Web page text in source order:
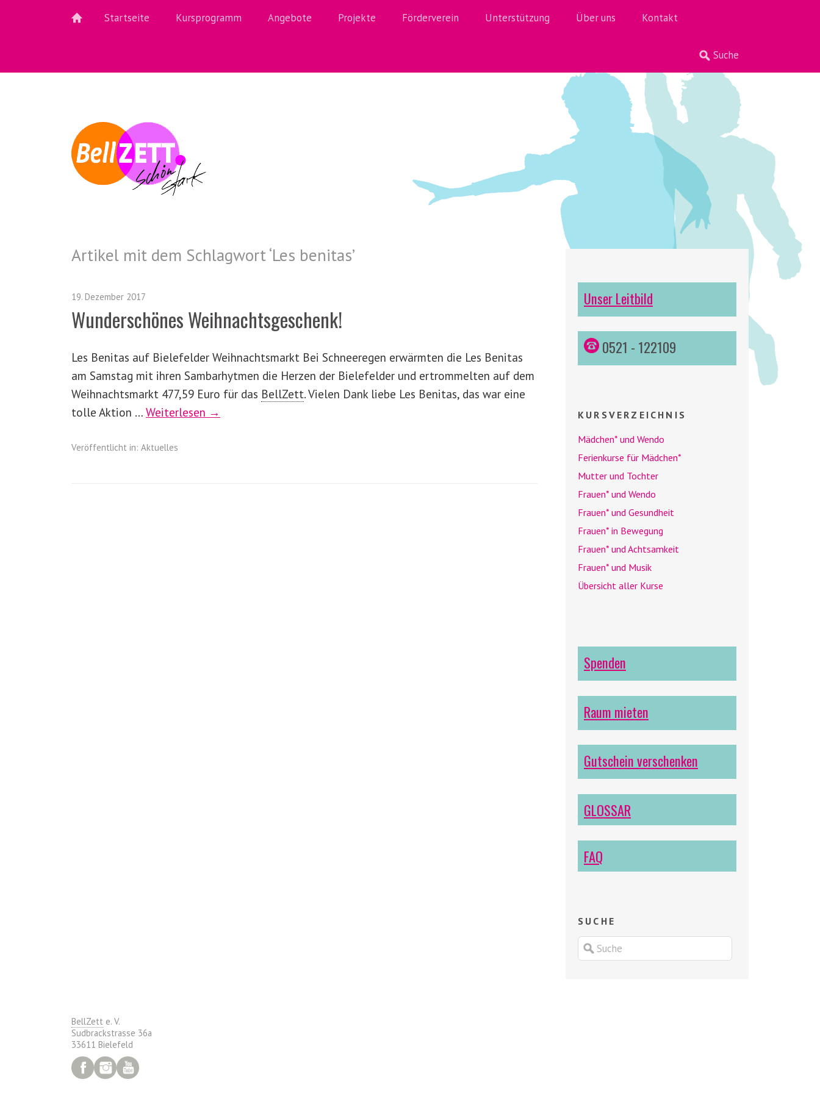
Startseite Kursprogramm Angebote Projekte Förderverein Unterstützung Über uns Kontakt
Artikel mit dem Schlagwort ‘Les benitas’
19. Dezember 2017
Wunderschönes Weihnachtsgeschenk!
Les Benitas auf Bielefelder Weihnachtsmarkt Bei Schneeregen erwärmten die Les Benitas
am Samstag mit ihren Sambarhytmen die Herzen der Bielefelder und ertrommelten auf dem
Weihnachtsmarkt 477,59 Euro für das BellZett.Vielen Dank liebe Les Benitas, das war eine
tolle Aktion … Weiterlesen →
Veröffentlicht in: Aktuelles
Unser Leitbild
0521 - 122109
KURSVERZEICHNIS
Mädchen* und Wendo
Ferienkurse für Mädchen*
Mutter und Tochter
Frauen* und Wendo
Frauen* und Gesundheit
Frauen* in Bewegung
Frauen* und Achtsamkeit
Frauen* und Musik
Übersicht aller Kurse
Spenden
Raum mieten
Gutschein verschenken
GLOSSAR
FAQ
SUCHE
BellZett e. V.
Sudbrackstrasse 36a
33611 Bielefeld
FacebookInstagram